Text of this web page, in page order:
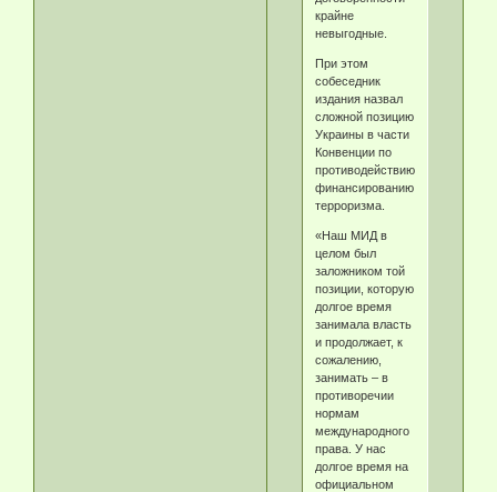
крайне
невыгодные.
При этом
собеседник
издания назвал
сложной позицию
Украины в части
Конвенции по
противодействию
финансированию
терроризма.
«Наш МИД в
целом был
заложником той
позиции, которую
долгое время
занимала власть
и продолжает, к
сожалению,
занимать – в
противоречии
нормам
международного
права. У нас
долгое время на
официальном